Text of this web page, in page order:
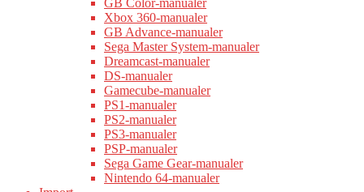
GB Color-manualer
Xbox 360-manualer
GB Advance-manualer
Sega Master System-manualer
Dreamcast-manualer
DS-manualer
Gamecube-manualer
PS1-manualer
PS2-manualer
PS3-manualer
PSP-manualer
Sega Game Gear-manualer
Nintendo 64-manualer